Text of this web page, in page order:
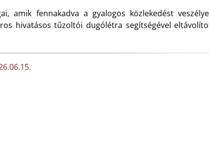
amik fennakadva a gyalogos közlekedést
hivatásos tűzoltói dugólétra segítségével